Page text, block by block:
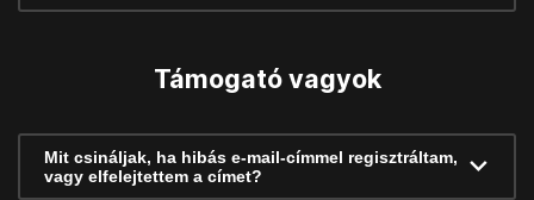
Támogató vagyok
Mit csináljak, ha hibás e-mail-címmel regisztráltam,
vagy elfelejtettem a címet?